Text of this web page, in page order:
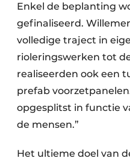
Enkel de beplanting
gefinaliseerd.
volledige traject in
rioleringswerken tot
realiseerden ook een
prefab
opgesplitst in functie
de mensen.”
Het ultieme doel van